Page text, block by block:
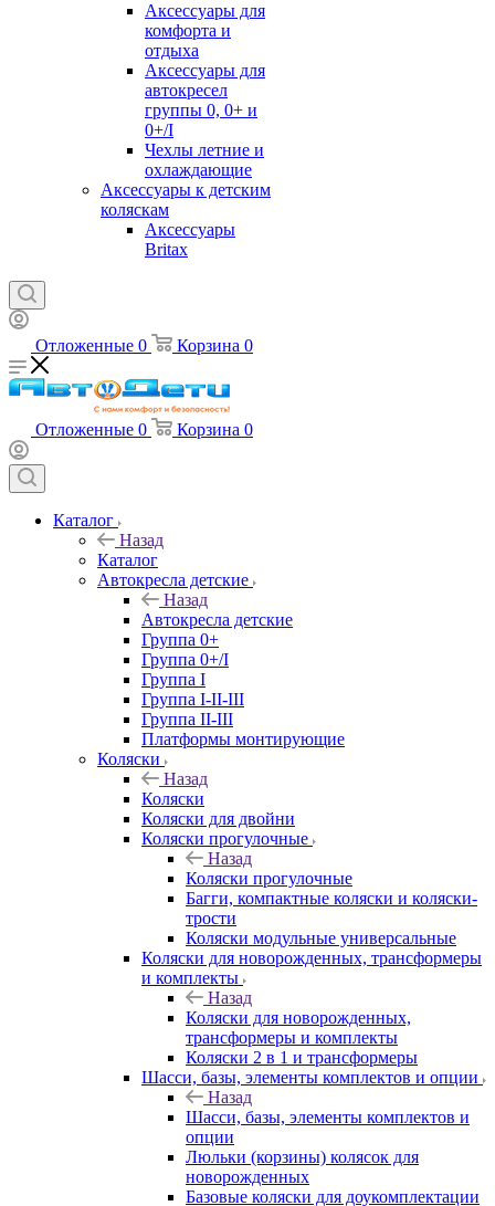
Аксессуары для
комфорта и
отдыха
Аксессуары для
автокресел
группы 0, 0+ и
0+/I
Чехлы летние и
охлаждающие
Аксессуары к детским
коляскам
Аксессуары
Britax
Отложенные 0 Корзина 0
Отложенные 0 Корзина 0
Каталог
Назад
Каталог
Автокресла детские
Назад
Автокресла детские
Группа 0+
Группа 0+/I
Группа I
Группа I-II-III
Группа II-III
Платформы монтирующие
Коляски
Назад
Коляски
Коляски для двойни
Коляски прогулочные
Назад
Коляски прогулочные
Багги, компактные коляски и коляски-
трости
Коляски модульные универсальные
Коляски для новорожденных, трансформеры
и комплекты
Назад
Коляски для новорожденных,
трансформеры и комплекты
Коляски 2 в 1 и трансформеры
Шасси, базы, элементы комплектов и опции
Назад
Шасси, базы, элементы комплектов и
опции
Люльки (корзины) колясок для
новорожденных
Базовые коляски для доукомплектации